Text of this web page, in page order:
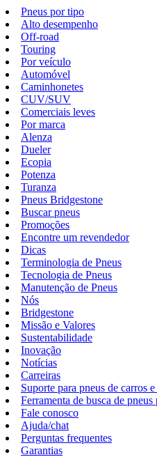
Pneus por tipo
Alto desempenho
Off-road
Touring
Por veículo
Automóvel
Caminhonetes
CUV/SUV
Comerciais leves
Por marca
Alenza
Dueler
Ecopia
Potenza
Turanza
Pneus Bridgestone
Buscar pneus
Promoções
Encontre um revendedor
Dicas
Terminologia de Pneus
Tecnologia de Pneus
Manutenção de Pneus
Nós
Bridgestone
Missão e Valores
Sustentabilidade
Inovação
Notícias
Carreiras
Suporte para pneus de carros
Ferramenta de busca de
Fale conosco
Ajuda/chat
Perguntas frequentes
Garantias